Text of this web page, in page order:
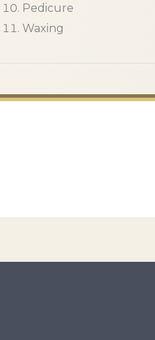
Pedicure
Waxing